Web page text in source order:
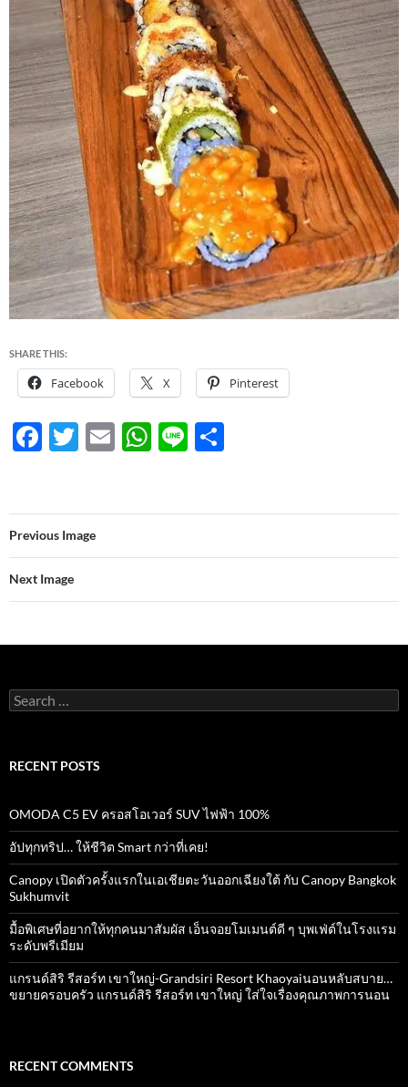
SHARE THIS:
Facebook X Pinterest
F
b
o
o
k
T
er
E
W
s
A
p
Li
e
Previous Image
Next Image
Search
for:
RECENT POSTS
OMODA C5 EV ครอสโอเวอร์ SUV ไฟฟ้า 100%
อัปทุกทริป… ให้ชีวิต Smart กว่าที่เคย!
Canopy เปิดตัวครั้งแรกในเอเชียตะวันออกเฉียงใต้ กับ Canopy Bangkok
Sukhumvit
มื้อพิเศษที่อยากให้ทุกคนมาสัมผัส เอ็นจอยโมเมนต์ดี ๆ บุพเฟ่ต์ในโรงแรม
ระดับพรีเมียม
แกรนด์สิริ​ รีสอร์ท​ เขาใหญ่​-Grandsiri​ Resort​ Khaoyaiนอนหลับสบาย…
ขยายครอบครัว แกรนด์สิริ รีสอร์ท เขาใหญ่ ใส่ใจเรื่องคุณภาพการนอน
RECENT COMMENTS